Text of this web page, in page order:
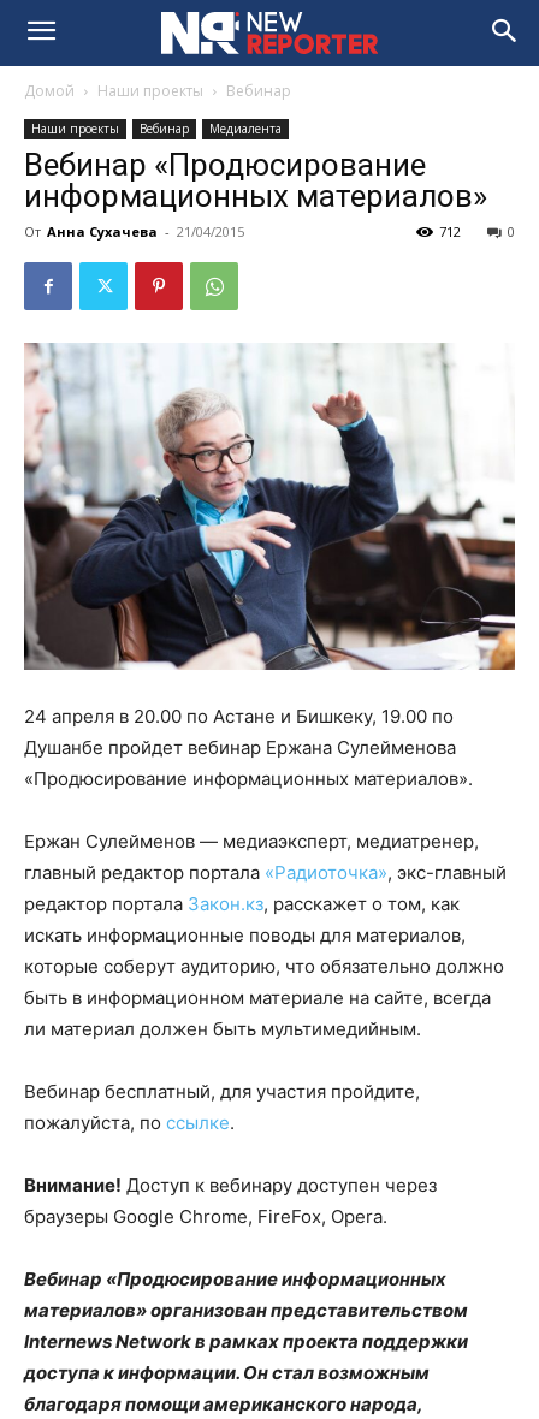
Домой Наши проекты Вебинар
Наши проекты Вебинар Медиалента
Вебинар «Продюсирование
информационных материалов»
От Анна Сухачева - 21/04/2015 0
712
24 апреля в 20.00 по Астане и Бишкеку, 19.00 по
Душанбе пройдет вебинар Ержана Сулейменова
«Продюсирование информационных материалов».
Ержан Сулейменов — медиаэксперт, медиатренер,
главный редактор портала «Радиоточка», экс-главный
редактор портала Закон.кз, расскажет о том, как
искать информационные поводы для материалов,
которые соберут аудиторию, что обязательно должно
быть в информационном материале на сайте, всегда
ли материал должен быть мультимедийным.
Вебинар бесплатный, для участия пройдите,
пожалуйста, по ссылке.
Внимание! Доступ к вебинару доступен через
браузеры Google Chrome, FireFox, Opera.
Вебинар «Продюсирование информационных
материалов» организован представительством
Internews Network в рамках проекта поддержки
доступа к информации. Он стал возможным
благодаря помощи американского народа,